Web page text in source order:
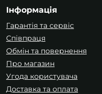
Інформація
Гарантія та сервіс
Співпраця
Обмін та повернення
Про магазин
Угода користувача
Доставка та оплата